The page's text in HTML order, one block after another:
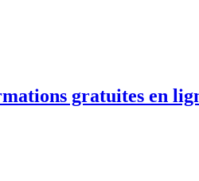
gratuites en